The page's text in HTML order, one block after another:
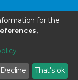
for the
.
Decline That's ok